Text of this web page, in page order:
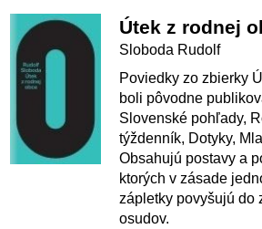
Útek z rodnej
Sloboda Rudolf
Poviedky zo zbierky
boli pôvodne
Slovenské pohľady,
týždenník, Dotyky,
Obsahujú postavy a
ktorých v zásade
zápletky povyšujú do
osudov.